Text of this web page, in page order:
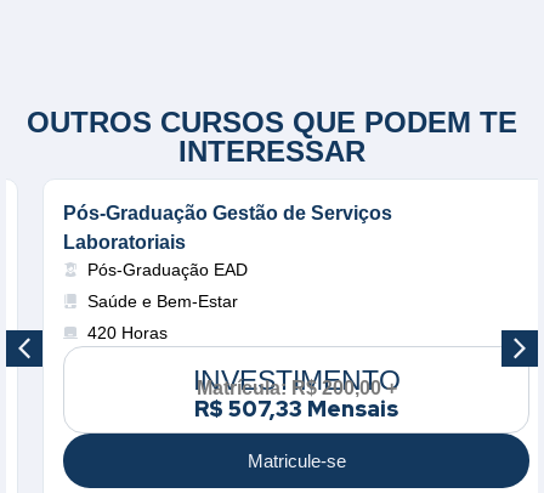
OUTROS CURSOS QUE PODEM TE
INTERESSAR
Pós-Graduação Gestão de Serviços
Laboratoriais
Pós-Graduação EAD
Saúde e Bem-Estar
420 Horas
Matricule-se
INVESTIMENTO
Matrícula: R$ 200,00 +
R$ 507,33 Mensais